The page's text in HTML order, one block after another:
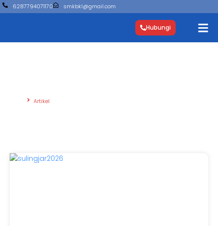
6287794071170 smkbkl@gmail.com
Hubungi
Artikel